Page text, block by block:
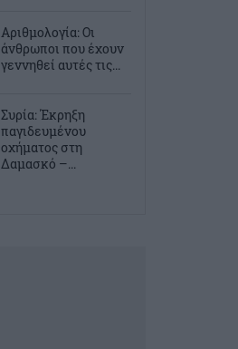
Αριθμολογία: Οι
άνθρωποι που έχουν
γεννηθεί αυτές τις...
Συρία: Έκρηξη
παγιδευμένου
οχήματος στη
Δαμασκό –...